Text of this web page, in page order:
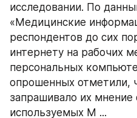
исследовании. По
«Медицинские
респондентов до сих
интернету на рабочих
персональных
опрошенных отметили,
запрашивало их мнение
используемых М ...